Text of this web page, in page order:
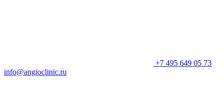
+7 495 649 05 73
info@angioclinic.ru